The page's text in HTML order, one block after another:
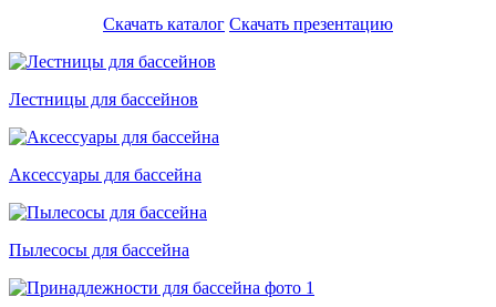
Скачать каталог Скачать презентацию
Лестницы для бассейнов
Аксессуары для бассейна
Пылесосы для бассейна